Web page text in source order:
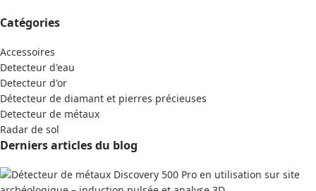
Catégories
Accessoires
Detecteur d'eau
Detecteur d'or
Détecteur de diamant et pierres précieuses
Detecteur de métaux
Radar de sol
Derniers articles du blog